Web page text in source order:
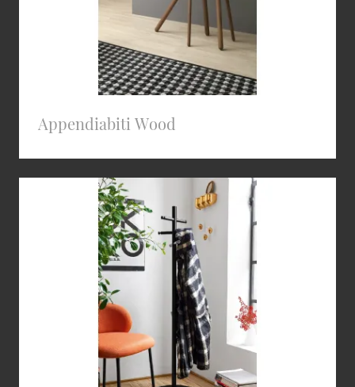
Appendiabiti Wood